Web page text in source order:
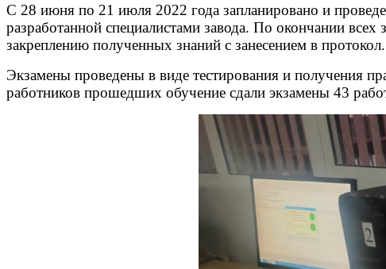
С 28 июня по 21 июля 2022 года запланировано и
разработанной специалистами завода. По окончании
закреплению полученных знаний с занесением в протокол.
Экзамены проведены в виде тестирования и получения
работников прошедших обучение сдали экзамены 43